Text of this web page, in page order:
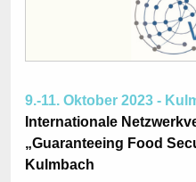
9.-11. Oktober 2023 -
Internationale
„Guaranteeing Food
Kulmbach